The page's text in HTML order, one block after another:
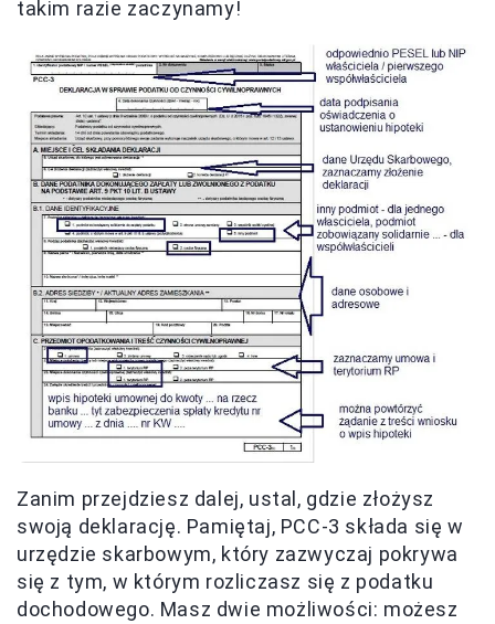
takim razie zaczynamy!
Zanim przejdziesz dalej, ustal, gdzie złożysz
swoją deklarację. Pamiętaj, PCC-3 składa się w
urzędzie skarbowym, który zazwyczaj pokrywa
się z tym, w którym rozliczasz się z podatku
dochodowego. Masz dwie możliwości: możesz